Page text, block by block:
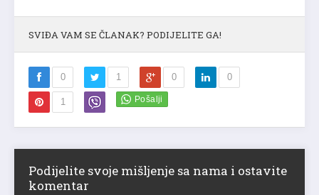
SVIĐA VAM SE ČLANAK? PODIJELITE GA!
0 1 0 0
1
Podijelite svoje mišljenje sa nama i ostavite
komentar